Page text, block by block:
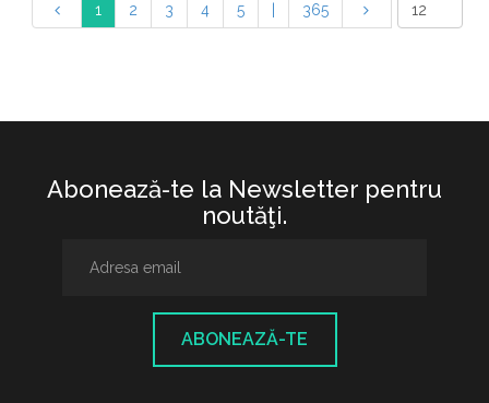
1 2 3 4 5 365
Abonează-te la Newsletter pentru
noutăţi.
ABONEAZĂ-TE